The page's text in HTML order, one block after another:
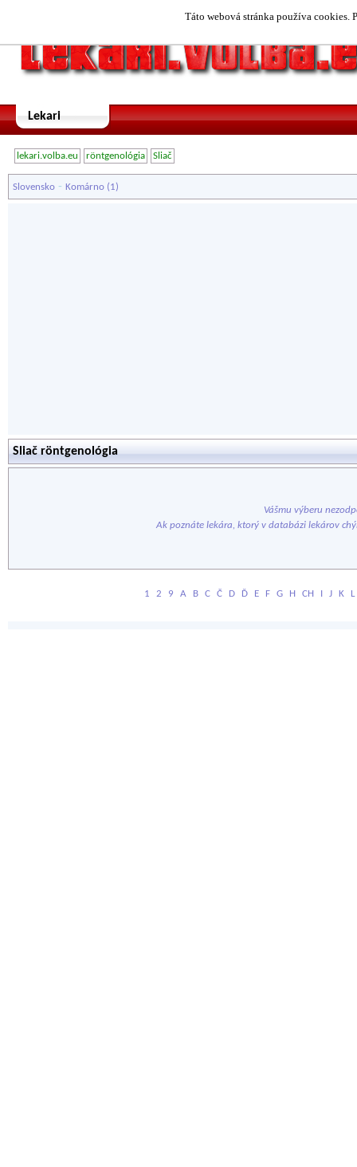
Táto webová stránka používa cookies.
Lekari
lekari.volba.eu röntgenológia Sliač
Slovensko - Komárno (1)
Sliač röntgenológia
Vášmu výberu
Ak poznáte lekára, ktorý v databázi lekárov
1 2 9 A B C Č D Ď E F G H CH I J K L